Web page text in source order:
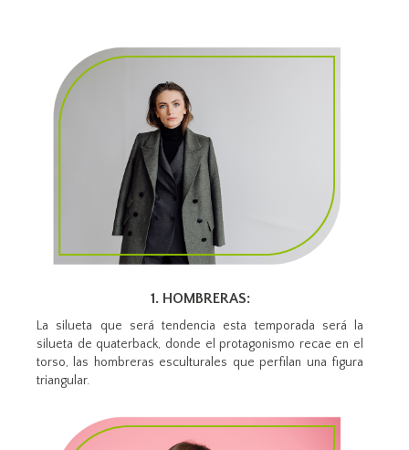
1. HOMBRERAS:
La silueta que será tendencia esta temporada será la
silueta de quaterback, donde el protagonismo recae en el
torso, las hombreras esculturales que perfilan una figura
triangular.